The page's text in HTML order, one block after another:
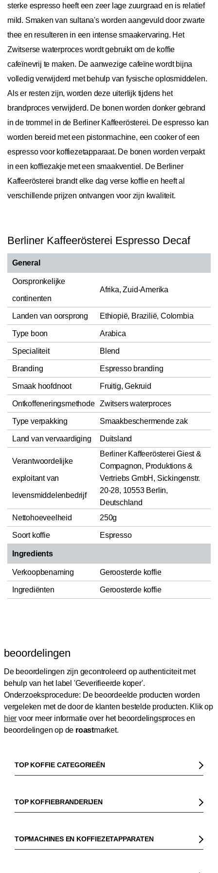
sterke espresso heeft een zeer lage zuurgraad en is relatief
mild. Smaken van sultana's worden aangevuld door zwarte
thee en resulteren in een intense smaakervaring. Het
Zwitserse waterproces wordt gebruikt om de koffie
cafeïnevrij te maken. De aanwezige cafeïne wordt bijna
volledig verwijderd met behulp van fysische oplosmiddelen.
Als er resten zijn, worden deze uiterlijk tijdens het
brandproces verwijderd. De bonen worden donker gebrand
in de trommel in de Berliner Kaffeerösterei. De espresso kan
worden bereid met een pistonmachine, een cooker of een
espresso voor koffiezetapparaat. De bonen worden verpakt
in een koffiezakje met een smaakventiel. De Berliner
Kaffeerösterei brandt elke dag verse koffie en heeft al
verschillende prijzen ontvangen voor zijn kwaliteit.
Berliner Kaffeerösterei Espresso Decaf
General
Oorspronkelijke
continenten
Afrika, Zuid-Amerika
Landen van oorsprong Ethiopië, Brazilië, Colombia
Type boon Arabica
Specialiteit Blend
Branding Espresso branding
Smaak hoofdnoot Fruitig, Gekruid
Ontkoffeneringsmethode Zwitsers waterproces
Type verpakking Smaakbeschermende zak
Land van vervaardiging Duitsland
Verantwoordelijke
exploitant van
levensmiddelenbedrijf
Berliner Kaffeerösterei Giest &
Compagnon, Produktions &
Vertriebs GmbH, Sickingenstr.
20-28, 10553 Berlin,
Deutschland
Nettohoeveelheid
250g
Soort koffie Espresso
Ingredients
Verkoopbenaming Geroosterde koffie
Ingrediënten Geroosterde koffie
beoordelingen
De beoordelingen zijn gecontroleerd op authenticiteit met
behulp van het label 'Geverifieerde koper'.
Onderzoeksprocedure: De beoordeelde producten worden
vergeleken met de door de klanten bestelde producten. Klik op
hier voor meer informatie over het beoordelingsproces en
beoordelingen op de roastmarket.
TOP KOFFIE CATEGORIEËN
Koffiebonen
Biologische koffie
TOP KOFFIEBRANDERIJEN
Dinzler
Elbgold
TOPMACHINES EN KOFFIEZETAPPARATEN